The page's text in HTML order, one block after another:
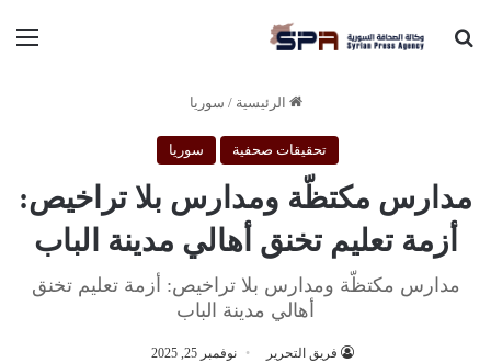
بحث عن
الرئيسية / سوريا
تحقيقات صحفية سوريا
مدارس مكتظّة ومدارس بلا تراخيص:
أزمة تعليم تخنق أهالي مدينة الباب
مدارس مكتظّة ومدارس بلا تراخيص: أزمة تعليم تخنق
أهالي مدينة الباب
فريق التحرير نوفمبر 25, 2025